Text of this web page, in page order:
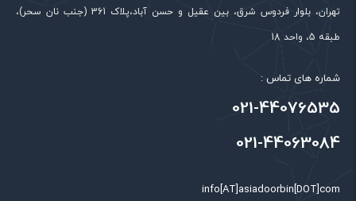
تهران، بلوار فردوس شرق، بین عقیل و حسن آباد،پلاک 361 (جنب نان سحر)،
طبقه 5، واحد 18
شماره های تماس :
021-44076535
021-44063084
info[AT]asiadoorbin[DOT]com